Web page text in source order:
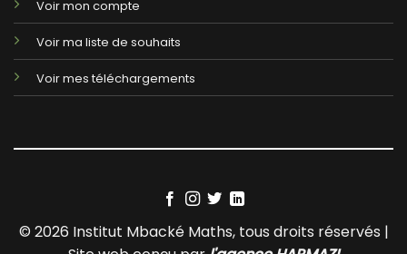
Voir mon compte
Voir ma liste de souhaits
Voir mes téléchargements
© 2026 Institut Mbacké Maths, tous droits réservés |